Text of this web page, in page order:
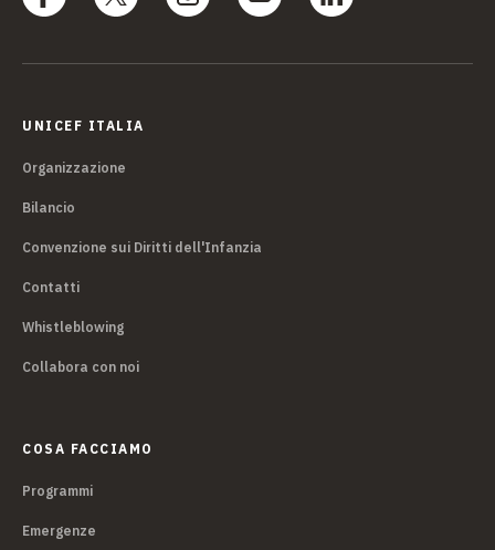
UNICEF ITALIA
Organizzazione
Bilancio
Convenzione sui Diritti dell'Infanzia
Contatti
Whistleblowing
Collabora con noi
COSA FACCIAMO
Programmi
Emergenze